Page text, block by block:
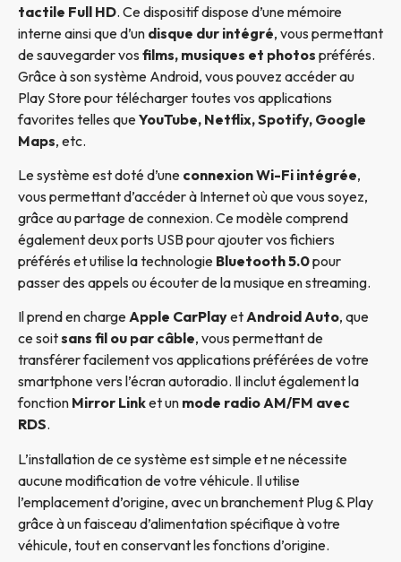
tactile Full HD. Ce dispositif dispose d’une mémoire
interne ainsi que d’un disque dur intégré, vous permettant
de sauvegarder vos films, musiques et photos préférés.
Grâce à son système Android, vous pouvez accéder au
Play Store pour télécharger toutes vos applications
favorites telles queYouTube, Netflix, Spotify, Google
Maps, etc.
Le système est doté d’une connexion Wi-Fi intégrée,
vous permettant d’accéder à Internet où que vous soyez,
grâce au partage de connexion. Ce modèle comprend
également deux ports USB pour ajouter vos fichiers
préférés et utilise la technologie Bluetooth 5.0pour
passer des appels ou écouter de la musique en streaming.
Il prend en chargeApple CarPlayetAndroid Auto, que
ce soitsans fil ou par câble, vous permettant de
transférer facilement vos applications préférées de votre
smartphone vers l’écran autoradio. Il inclut également la
fonction Mirror Linket un mode radio AM/FM avec
RDS.
L’installation de ce système est simple et ne nécessite
aucune modification de votre véhicule. Il utilise
l’emplacement d’origine, avec un branchement Plug & Play
grâce à un faisceau d’alimentation spécifique à votre
véhicule, tout en conservant les fonctions d’origine.